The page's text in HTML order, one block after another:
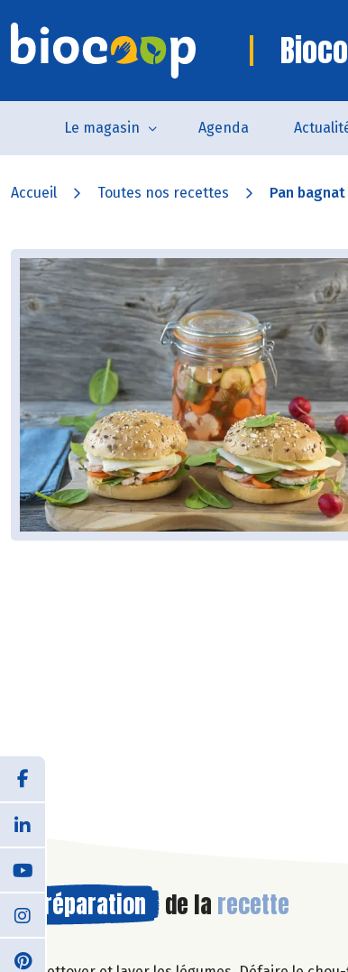
Le magasin Agenda
Accueil Toutes nos recettes Pan
Préparation de la recette